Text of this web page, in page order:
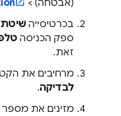
(אבטחה) >
בכרטיסייה שיטת
ספק הכניסה
זאת.
מרחיבים את
לבדיקה.
מזינים את מספר